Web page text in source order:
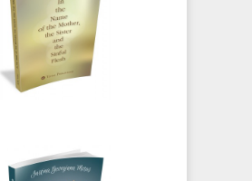
mother, the
sister and the
sinful flesh
Justina